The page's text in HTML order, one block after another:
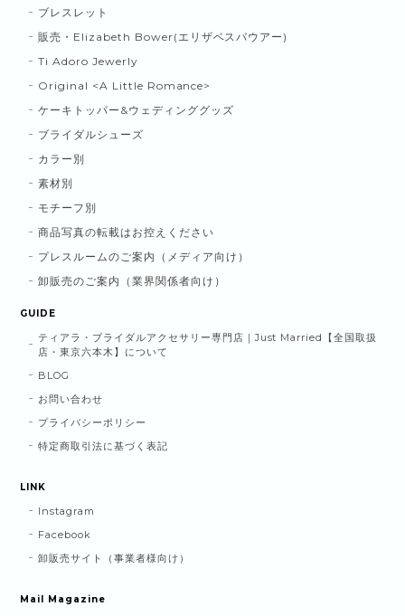
ブレスレット
販売・Elizabeth Bower(エリザベスバウアー)
Ti Adoro Jewerly
Original <A Little Romance>
ケーキトッパー&ウェディンググッズ
ブライダルシューズ
カラー別
素材別
モチーフ別
商品写真の転載はお控えください
プレスルームのご案内（メディア向け）
卸販売のご案内（業界関係者向け）
GUIDE
ティアラ・ブライダルアクセサリー専門店｜Just Married【全国取扱
店・東京六本木】について
BLOG
お問い合わせ
プライバシーポリシー
特定商取引法に基づく表記
LINK
Instagram
Facebook
卸販売サイト（事業者様向け）
Mail Magazine